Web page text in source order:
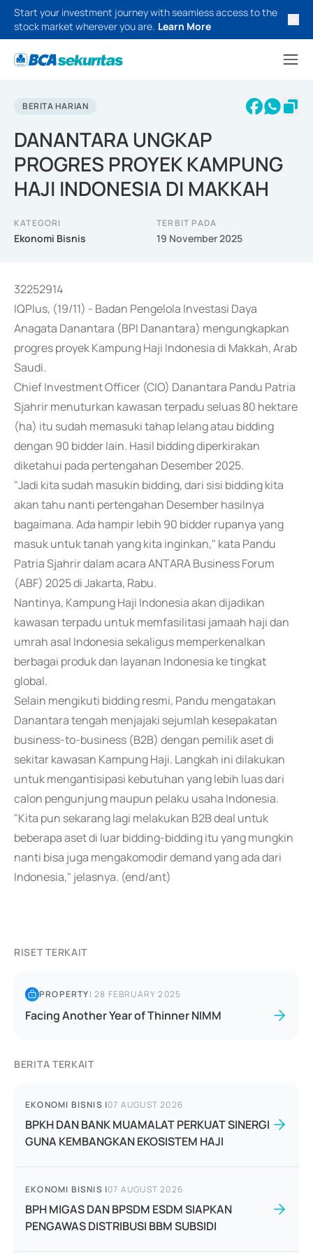
Start your investment journey with seamless access to the
stock market wherever you are. Learn More
BERITA HARIAN
DANANTARA UNGKAP
PROGRES PROYEK KAMPUNG
HAJI INDONESIA DI MAKKAH
KATEGORI
Ekonomi Bisnis
TERBIT PADA
19 November 2025
32252914
IQPlus, (19/11) - Badan Pengelola Investasi Daya
Anagata Danantara (BPI Danantara) mengungkapkan
progres proyek Kampung Haji Indonesia di Makkah, Arab
Saudi.
Chief Investment Officer (CIO) Danantara Pandu Patria
Sjahrir menuturkan kawasan terpadu seluas 80 hektare
(ha) itu sudah memasuki tahap lelang atau bidding
dengan 90 bidder lain. Hasil bidding diperkirakan
diketahui pada pertengahan Desember 2025.
"Jadi kita sudah masukin bidding, dari sisi bidding kita
akan tahu nanti pertengahan Desember hasilnya
bagaimana. Ada hampir lebih 90 bidder rupanya yang
masuk untuk tanah yang kita inginkan," kata Pandu
Patria Sjahrir dalam acara ANTARA Business Forum
(ABF) 2025 di Jakarta, Rabu.
Nantinya, Kampung Haji Indonesia akan dijadikan
kawasan terpadu untuk memfasilitasi jamaah haji dan
umrah asal Indonesia sekaligus memperkenalkan
berbagai produk dan layanan Indonesia ke tingkat
global.
Selain mengikuti bidding resmi, Pandu mengatakan
Danantara tengah menjajaki sejumlah kesepakatan
business-to-business (B2B) dengan pemilik aset di
sekitar kawasan Kampung Haji. Langkah ini dilakukan
untuk mengantisipasi kebutuhan yang lebih luas dari
calon pengunjung maupun pelaku usaha Indonesia.
"Kita pun sekarang lagi melakukan B2B deal untuk
beberapa aset di luar bidding-bidding itu yang mungkin
nanti bisa juga mengakomodir demand yang ada dari
Indonesia," jelasnya. (end/ant)
RISET TERKAIT
PROPERTY|28 FEBRUARY 2025
Facing Another Year of Thinner NIMM
BERITA TERKAIT
EKONOMI BISNIS |07 AUGUST 2026
BPKH DAN BANK MUAMALAT PERKUAT SINERGI
GUNA KEMBANGKAN EKOSISTEM HAJI
EKONOMI BISNIS |07 AUGUST 2026
BPH MIGAS DAN BPSDM ESDM SIAPKAN
PENGAWAS DISTRIBUSI BBM SUBSIDI